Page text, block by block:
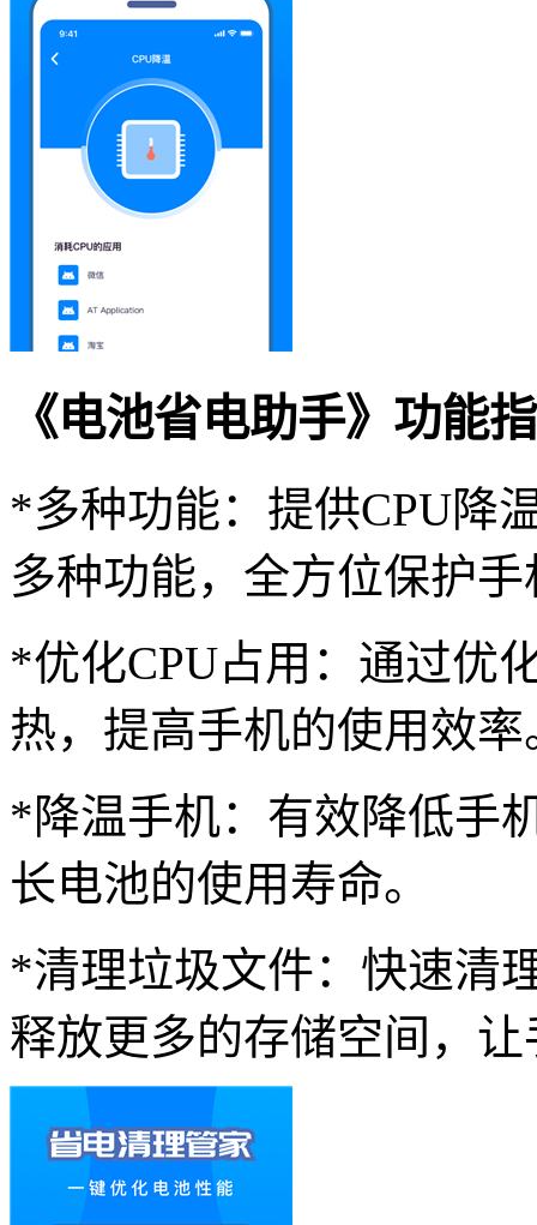
《电池省电助手》功能
*多种功能：提供CPU降
多种功能，全方位保护
*优化CPU占用：通过优
热，提高手机的使用效率
*降温手机：有效降低手
长电池的使用寿命。
*清理垃圾文件：快速清
释放更多的存储空间，